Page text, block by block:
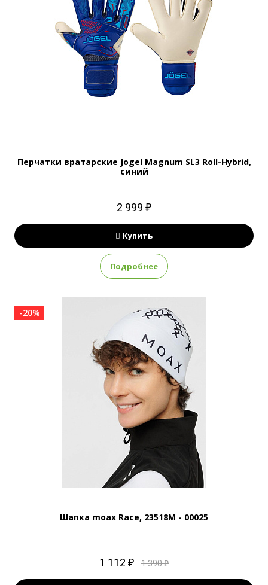
Перчатки вратарские Jogel Magnum SL3 Roll-Hybrid,
синий
2 999 ₽
Купить
Подробнее
-20%
Шапка moax Race, 23518M - 00025
1 112 ₽ 1 390 ₽